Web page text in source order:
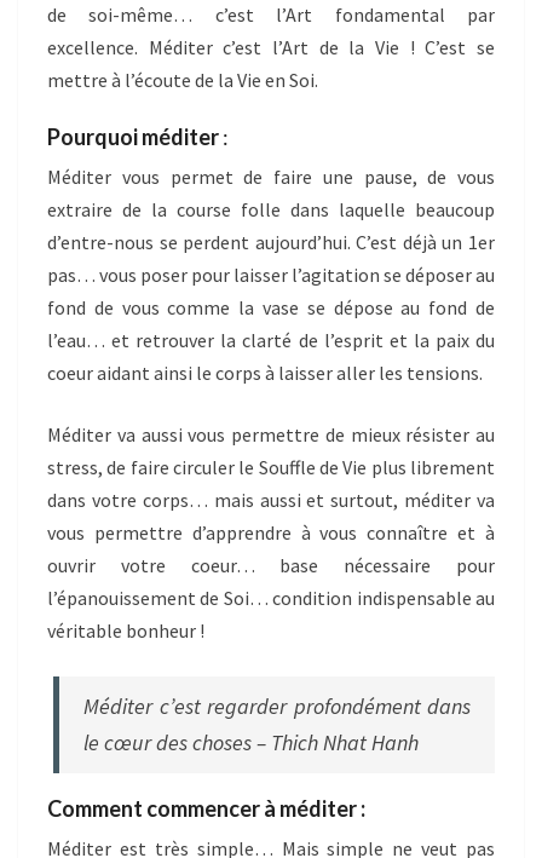
de soi-même… c’est l’Art fondamental par
excellence. Méditer c’est l’Art de la Vie ! C’est se
mettre à l’écoute de la Vie en Soi.
Pourquoi méditer:
Méditer vous permet de faire une pause, de vous
extraire de la course folle dans laquelle beaucoup
d’entre-nous se perdent aujourd’hui. C’est déjà un 1er
pas… vous poser pour laisser l’agitation se déposer au
fond de vous comme la vase se dépose au fond de
l’eau… et retrouver la clarté de l’esprit et la paix du
coeur aidant ainsi le corps à laisser aller les tensions.
Méditer va aussi vous permettre de mieux résister au
stress, de faire circuler le Souffle de Vie plus librement
dans votre corps… mais aussi et surtout, méditer va
vous permettre d’apprendre à vous connaître et à
ouvrir votre coeur… base nécessaire pour
l’épanouissement de Soi… condition indispensable au
véritable bonheur !
Méditer c’est regarder profondément dans
le cœur des choses – Thich Nhat Hanh
Comment commencer à méditer :
Méditer est très simple… Mais simple ne veut pas